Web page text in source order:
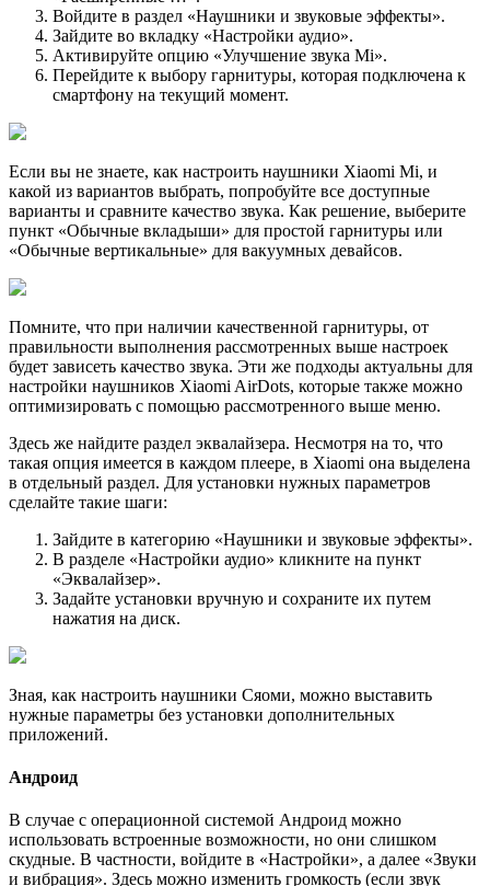
Войдите в раздел «Наушники и звуковые эффекты».
Зайдите во вкладку «Настройки аудио».
Активируйте опцию «Улучшение звука Mi».
Перейдите к выбору гарнитуры, которая подключена к
смартфону на текущий момент.
Если вы не знаете, как настроить наушники Xiaomi Mi, и
какой из вариантов выбрать, попробуйте все доступные
варианты и сравните качество звука. Как решение, выберите
пункт «Обычные вкладыши» для простой гарнитуры или
«Обычные вертикальные» для вакуумных девайсов.
Помните, что при наличии качественной гарнитуры, от
правильности выполнения рассмотренных выше настроек
будет зависеть качество звука. Эти же подходы актуальны для
настройки наушников Xiaomi AirDots, которые также можно
оптимизировать с помощью рассмотренного выше меню.
Здесь же найдите раздел эквалайзера. Несмотря на то, что
такая опция имеется в каждом плеере, в Xiaomi она выделена
в отдельный раздел. Для установки нужных параметров
сделайте такие шаги:
Зайдите в категорию «Наушники и звуковые эффекты».
В разделе «Настройки аудио» кликните на пункт
«Эквалайзер».
Задайте установки вручную и сохраните их путем
нажатия на диск.
Зная, как настроить наушники Сяоми, можно выставить
нужные параметры без установки дополнительных
приложений.
Андроид
В случае с операционной системой Андроид можно
использовать встроенные возможности, но они слишком
скудные. В частности, войдите в «Настройки», а далее «Звуки
и вибрация». Здесь можно изменить громкость (если звук